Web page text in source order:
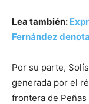
Lea también:
Fernández
Por su parte,
generada por el
frontera de